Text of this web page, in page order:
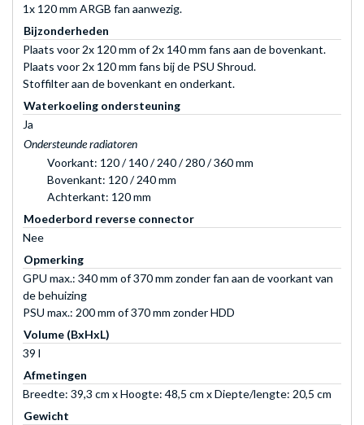
1x 120 mm ARGB fan aanwezig.
Bijzonderheden
Plaats voor 2x 120 mm of 2x 140 mm fans aan de bovenkant.
Plaats voor 2x 120 mm fans bij de PSU Shroud.
Stoffilter aan de bovenkant en onderkant.
Waterkoeling ondersteuning
Ja
Ondersteunde radiatoren
Voorkant: 120 / 140 / 240 / 280 / 360 mm
Bovenkant: 120 / 240 mm
Achterkant: 120 mm
Moederbord reverse connector
Nee
Opmerking
GPU max.: 340 mm of 370 mm zonder fan aan de voorkant van
de behuizing
PSU max.: 200 mm of 370 mm zonder HDD
Volume (BxHxL)
39 l
Afmetingen
Breedte: 39,3 cm x Hoogte: 48,5 cm x Diepte/lengte: 20,5 cm
Gewicht